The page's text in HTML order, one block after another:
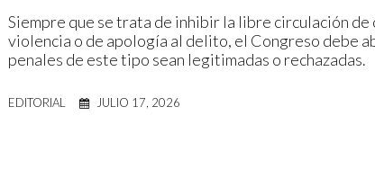
Siempre que se trata de inhibir la libre circulación
violencia o de apología al delito, el Congreso debe
penales de este tipo sean legitimadas o rechazadas.
EDITORIAL JULIO 17, 2026